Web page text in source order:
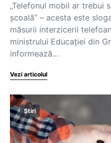
„Telefonul mobil ar trebui
școală” – acesta este
măsurii interzicerii
ministrului Educației din
informează…
Vezi articolul
Știri